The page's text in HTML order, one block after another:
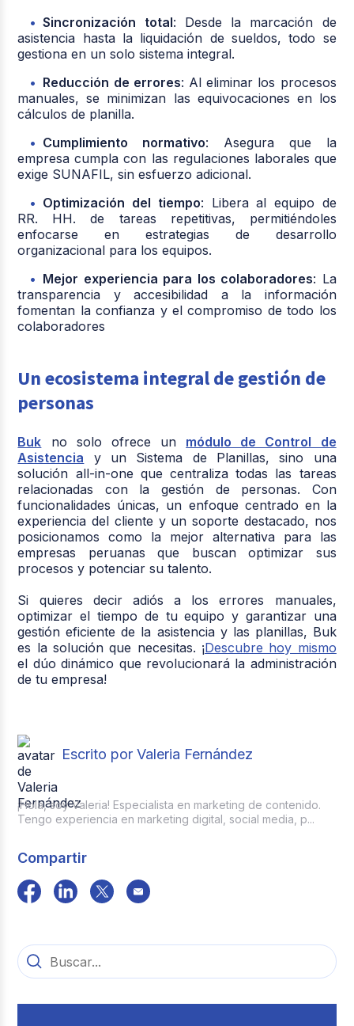
Sincronización total: Desde la marcación de
asistencia hasta la liquidación de sueldos, todo se
gestiona en un solo sistema integral.
Reducción de errores: Al eliminar los procesos
manuales, se minimizan las equivocaciones en los
cálculos de planilla.
Cumplimiento normativo: Asegura que la
empresa cumpla con las regulaciones laborales que
exige SUNAFIL, sin esfuerzo adicional.
Optimización del tiempo: Libera al equipo de
RR. HH. de tareas repetitivas, permitiéndoles
enfocarse en estrategias de desarrollo
organizacional para los equipos.
Mejor experiencia para los colaboradores: La
transparencia y accesibilidad a la información
fomentan la confianza y el compromiso de todo los
colaboradores
Un ecosistema integral de gestión de
personas
Buk no solo ofrece un módulo de Control de
Asistencia y un Sistema de Planillas, sino una
solución all-in-one que centraliza todas las tareas
relacionadas con la gestión de personas. Con
funcionalidades únicas, un enfoque centrado en la
experiencia del cliente y un soporte destacado, nos
posicionamos como la mejor alternativa para las
empresas peruanas que buscan optimizar sus
procesos y potenciar su talento.
Si quieres decir adiós a los errores manuales,
optimizar el tiempo de tu equipo y garantizar una
gestión eficiente de la asistencia y las planillas, Buk
es la solución que necesitas. ¡Descubre hoy mismo
el dúo dinámico que revolucionará la administración
de tu empresa!
Escrito por Valeria Fernández
¡Hola, soy Valeria! Especialista en marketing de contenido.
Tengo experiencia en marketing digital, social media, p...
Compartir